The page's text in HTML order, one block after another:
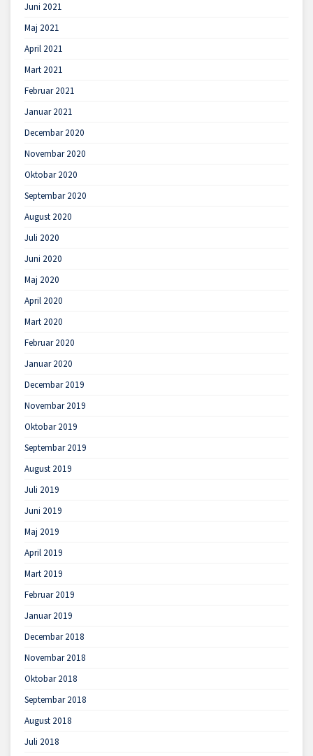
Juni 2021
Maj 2021
April 2021
Mart 2021
Februar 2021
Januar 2021
Decembar 2020
Novembar 2020
Oktobar 2020
Septembar 2020
August 2020
Juli 2020
Juni 2020
Maj 2020
April 2020
Mart 2020
Februar 2020
Januar 2020
Decembar 2019
Novembar 2019
Oktobar 2019
Septembar 2019
August 2019
Juli 2019
Juni 2019
Maj 2019
April 2019
Mart 2019
Februar 2019
Januar 2019
Decembar 2018
Novembar 2018
Oktobar 2018
Septembar 2018
August 2018
Juli 2018